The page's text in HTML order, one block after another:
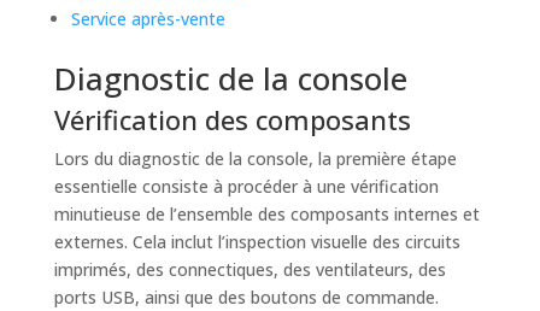
Service après-vente
Diagnostic de la console
Vérification des composants
Lors du diagnostic de la console, la première étape
essentielle consiste à procéder à une vérification
minutieuse de l’ensemble des composants internes et
externes. Cela inclut l’inspection visuelle des circuits
imprimés, des connectiques, des ventilateurs, des
ports USB, ainsi que des boutons de commande.